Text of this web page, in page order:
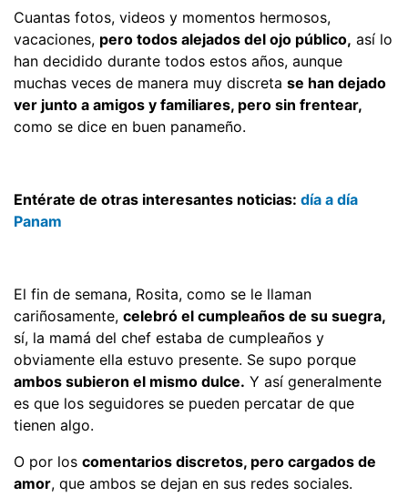
Cuantas fotos, videos y momentos hermosos,
vacaciones, pero todos alejados del ojo público, así lo
han decidido durante todos estos años, aunque
muchas veces de manera muy discreta se han dejado
ver junto a amigos y familiares, pero sin frentear,
como se dice en buen panameño.
Entérate de otras interesantes noticias: día a día
Panam
El fin de semana, Rosita, como se le llaman
cariñosamente, celebró el cumpleaños de su suegra,
sí, la mamá del chef estaba de cumpleaños y
obviamente ella estuvo presente. Se supo porque
ambos subieron el mismo dulce. Y así generalmente
es que los seguidores se pueden percatar de que
tienen algo.
O por los comentarios discretos, pero cargados de
amor, que ambos se dejan en sus redes sociales.